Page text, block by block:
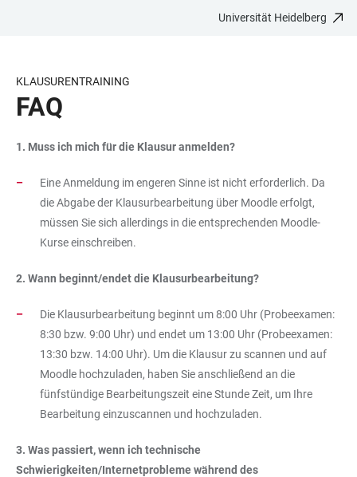
BARRIEREFREIHEIT
Universität Heidelberg
KLAUSURENTRAINING
FAQ
1. Muss ich mich für die Klausur anmelden?
Eine Anmeldung im engeren Sinne ist nicht erforderlich. Da
die Abgabe der Klausurbearbeitung über Moodle erfolgt,
müssen Sie sich allerdings in die entsprechenden Moodle-
Kurse einschreiben.
2. Wann beginnt/endet die Klausurbearbeitung?
Die Klausurbearbeitung beginnt um 8:00 Uhr (Probeexamen:
8:30 bzw. 9:00 Uhr) und endet um 13:00 Uhr (Probeexamen:
13:30 bzw. 14:00 Uhr). Um die Klausur zu scannen und auf
Moodle hochzuladen, haben Sie anschließend an die
fünfstündige Bearbeitungszeit eine Stunde Zeit, um Ihre
Bearbeitung einzuscannen und hochzuladen.
3. Was passiert, wenn ich technische
Schwierigkeiten/Internetprobleme während des